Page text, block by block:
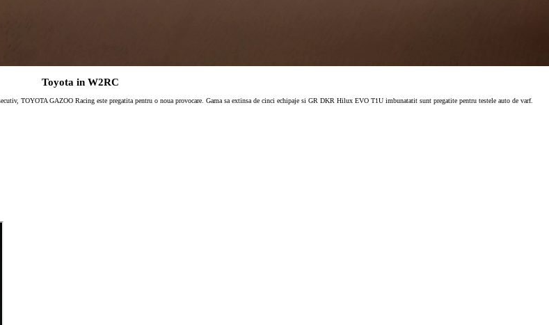
Toyota in W2RC
TOYOTA GAZOO Racing este pregatita pentru o noua provocare. Gama sa extinsa de cinci echipaje si GR DKR Hilux EVO T1U imbunatatit sunt pregatite pentru testele auto de varf.